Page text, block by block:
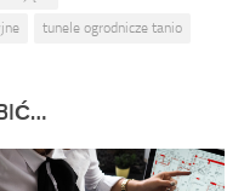
tunele ogrodnicze tanio